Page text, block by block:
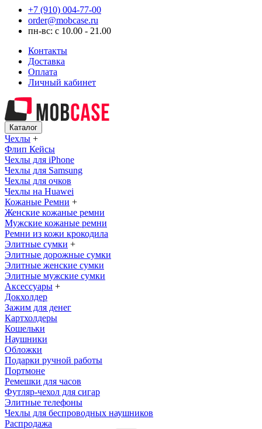
+7 (910) 004-77-00
order@mobcase.ru
пн-вс: с 10.00 - 21.00
Контакты
Доставка
Оплата
Личный кабинет
Каталог
Чехлы +
Флип Кейсы
Чехлы для iPhone
Чехлы для Samsung
Чехлы для очков
Чехлы на Huawei
Кожаные Ремни +
Женские кожаные ремни
Мужские кожаные ремни
Ремни из кожи крокодила
Элитные сумки +
Элитные дорожные сумки
Элитные женские сумки
Элитные мужские сумки
Аксессуары +
Докхолдер
Зажим для денег
Картхолдеры
Кошельки
Наушники
Обложки
Подарки ручной работы
Портмоне
Ремешки для часов
Футляр-чехол для сигар
Элитные телефоны
Чехлы для беспроводных наушников
Распродажа